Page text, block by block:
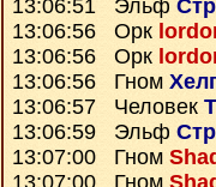
13:06:51 Эльф
13:06:56 Орк
13:06:56 Орк
13:06:56 Гном
13:06:57 Человек
13:06:59 Эльф
13:07:00 Гном
13:07:00 Гном